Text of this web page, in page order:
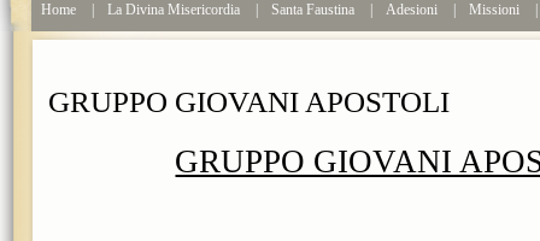
Home La Divina Misericordia Santa Faustina Adesioni Missioni
GRUPPO GIOVANI APOSTOLI
GRUPPO GIOVANI